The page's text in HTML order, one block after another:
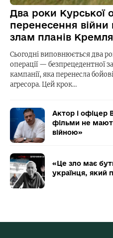
Два роки Курської
перенесення
злам планів Кремля
Сьогодні виповнюється два
операції — безпрецедентної
кампанії, яка перенесла
агресора. Цей крок…
Актор і офіцер
фільми не
війною»
«Це зло має
українця, який